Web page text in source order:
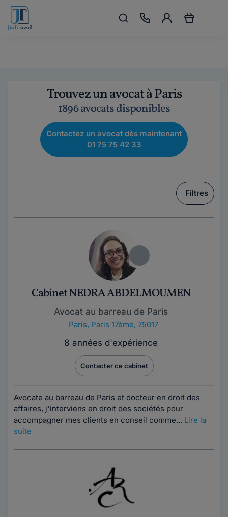
Trouvez un avocat à Paris
1896 avocats disponibles
Contactez un avocat dès maintenant
01 75 75 42 33
Filtres
Cabinet NEDRA ABDELMOUMEN
Avocat au barreau de Paris
Paris, Paris 17ème, 75017
8 années d'expérience
Contacter ce cabinet
Avocate au barreau de Paris et docteur en droit des
affaires, j'interviens en droit des sociétés pour
accompagner mes clients en conseil comme... Lire la
suite